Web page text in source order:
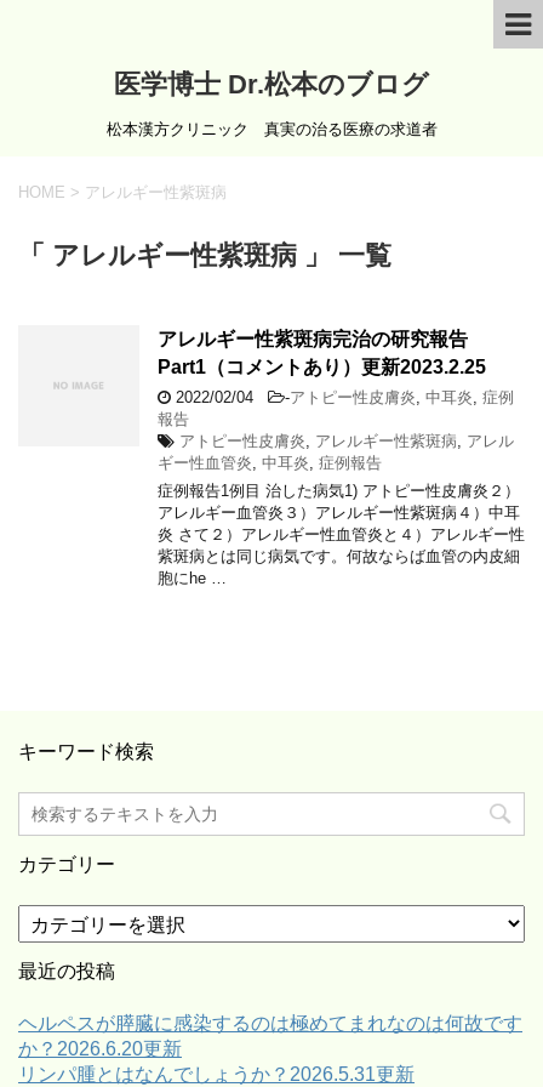
医学博士 Dr.松本のブログ
松本漢方クリニック 真実の治る医療の求道者
HOME > アレルギー性紫斑病
「 アレルギー性紫斑病 」 一覧
アレルギー性紫斑病完治の研究報告
Part1（コメントあり）更新2023.2.25
2022/02/04 -アトピー性皮膚炎 中耳炎 症例
報告
アトピー性皮膚炎
アレルギー性紫斑病
アレル
ギー性血管炎 中耳炎 症例報告
症例報告1例目 治した病気1) アトピー性皮膚炎２）
アレルギー血管炎３）アレルギー性紫斑病４）中耳
炎 さて２）アレルギー性血管炎と４）アレルギー性
紫斑病とは同じ病気です。何故ならば血管の内皮細
胞にhe …
キーワード検索
カテゴリー
テ
ゴ
ー
最近の投稿
ヘルペスが膵臓に感染するのは極めてまれなのは何故です
か？2026.6.20更新
リンパ腫とはなんでしょうか？2026.5.31更新